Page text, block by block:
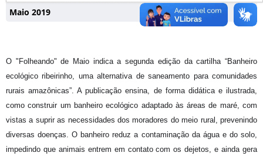
Maio 2019
O "Folheando" de Maio indica a segunda edição da cartilha “Banheiro
ecológico ribeirinho, uma alternativa de saneamento para comunidades
rurais amazônicas”. A publicação ensina, de forma didática e ilustrada,
como construir um banheiro ecológico adaptado às áreas de maré, com
vistas a suprir as necessidades dos moradores do meio rural, prevenindo
diversas doenças. O banheiro reduz a contaminação da água e do solo,
impedindo que animais entrem em contato com os dejetos, e ainda gera